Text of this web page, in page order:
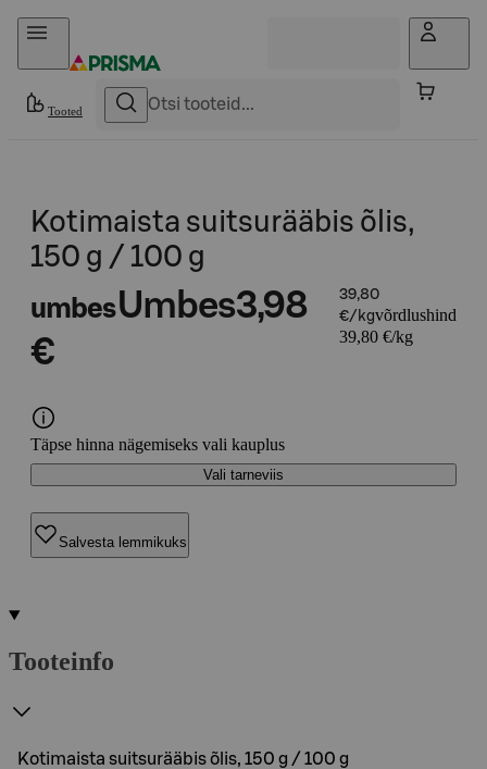
Otse sisu juurde
Tooted
Kotimaista suitsurääbis õlis,
150 g / 100 g
umbesUmbes3,98
€
39,80
€/kgvõrdlushind
39,80 €/kg
Täpse hinna nägemiseks vali kauplus
Vali tarneviis
Salvesta lemmikuks
Tooteinfo
Kotimaista suitsurääbis õlis, 150 g / 100 g